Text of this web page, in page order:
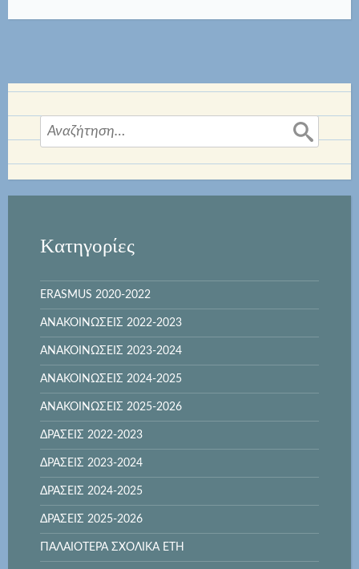
Αναζήτηση
για:
Kατηγορίες
ERASMUS 2020-2022
ΑΝΑΚΟΙΝΩΣΕΙΣ 2022-2023
ΑΝΑΚΟΙΝΩΣΕΙΣ 2023-2024
ΑΝΑΚΟΙΝΩΣΕΙΣ 2024-2025
ΑΝΑΚΟΙΝΩΣΕΙΣ 2025-2026
ΔΡΑΣΕΙΣ 2022-2023
ΔΡΑΣΕΙΣ 2023-2024
ΔΡΑΣΕΙΣ 2024-2025
ΔΡΑΣΕΙΣ 2025-2026
ΠΑΛΑΙΟΤΕΡΑ ΣΧΟΛΙΚΑ ΕΤΗ